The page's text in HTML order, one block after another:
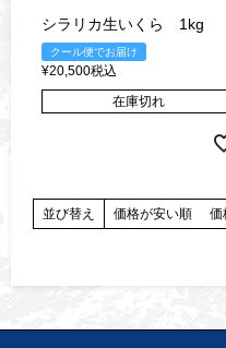
シラリカ生いくら 1kg
クール便でお届け
¥20,500税込
在庫切れ
並び替え 価格が安い順 価